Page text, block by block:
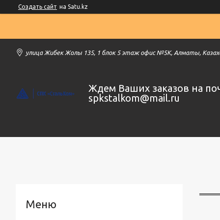
Создать сайт на Satu.kz
улица Жибек Жолы 135, 1 блок 5 этаж офис №5К, Алматы,
Ждем Ваших заказов на
spkstalkom@mail.ru